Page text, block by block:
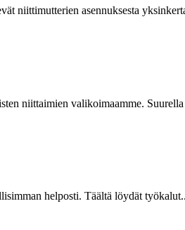
niittimutterien asennuksesta
niittaimien valikoimaamme.
helposti. Täältä löydät